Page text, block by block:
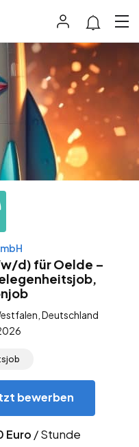
d) für Oelde –
Deutschland
bewerben
Euro / Stunde